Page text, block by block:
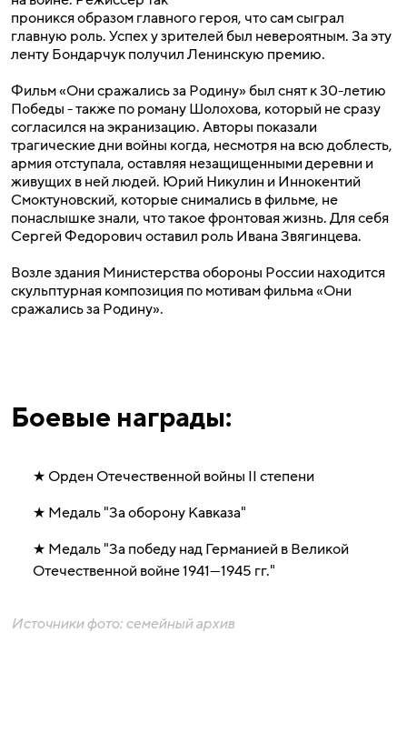
проникся образом главного героя, что сам сыграл
главную роль. Успех у зрителей был невероятным. За эту
ленту Бондарчук получил Ленинскую премию.
Фильм «Они сражались за Родину» был снят к 30-летию
Победы - также по роману Шолохова, который не сразу
согласился на экранизацию. Авторы показали
трагические дни войны когда, несмотря на всю доблесть,
армия отступала, оставляя незащищенными деревни и
живущих в ней людей. Юрий Никулин и Иннокентий
Смоктуновский, которые снимались в фильме, не
понаслышке знали, что такое фронтовая жизнь. Для себя
Сергей Федорович оставил роль Ивана Звягинцева.
Возле здания Министерства обороны России находится
скульптурная композиция по мотивам фильма «Они
сражались за Родину».
Боевые награды:
Орден Отечественной войны II степени
Медаль "За оборону Кавказа"
Медаль "За победу над Германией в Великой
Отечественной войне 1941—1945 гг."
Источники фото: семейный архив